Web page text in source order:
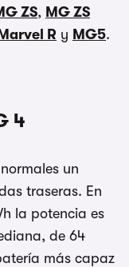
ZS, MG ZS
R y MG5.
4
un
traseras. En
la potencia es
de 64
más capaz